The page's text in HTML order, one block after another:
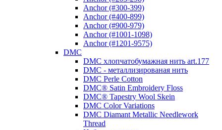
Anchor (#300-399)
Anchor (#400-899)
Anchor (#900-979)
Anchor (#1001-1098)
Anchor (#1201-9575)
DMC
DMC хлопчатобумажная нить art.177
DMC - металлизированая нить
DMC Perle Cotton
DMC® Satin Embroidery Floss
DMC® Tapestry Wool Skein
DMC Color Variations
DMC Diamant Metallic Needlework
Thread